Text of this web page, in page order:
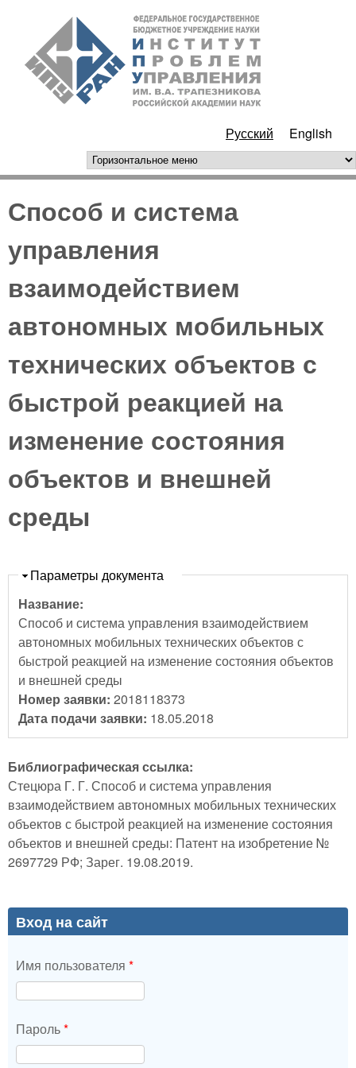
Перейти к основному
содержанию
РАН
Русский English
горизонтальное меню
Способ и система
управления
взаимодействием
автономных мобильных
технических объектов с
быстрой реакцией на
изменение состояния
объектов и внешней
среды
Скрыть
Параметры документа
Название:
Способ и система управления взаимодействием
автономных мобильных технических объектов с
быстрой реакцией на изменение состояния объектов
и внешней среды
Номер заявки: 2018118373
Дата подачи заявки: 18.05.2018
Библиографическая ссылка:
Стецюра Г. Г. Способ и система управления
взаимодействием автономных мобильных технических
объектов с быстрой реакцией на изменение состояния
объектов и внешней среды: Патент на изобретение №
2697729 РФ; Зарег. 19.08.2019.
Вход на сайт
Имя пользователя *
Пароль*